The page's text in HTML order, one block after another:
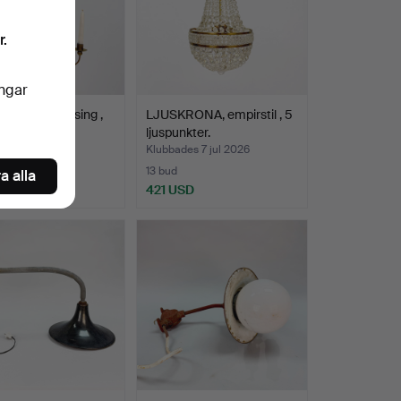
- Mässing ,
LJUSKRONA, empirstil , 5
ljuspunkter.
Klubbades 7 jul 2026
13 bud
421 USD
alla